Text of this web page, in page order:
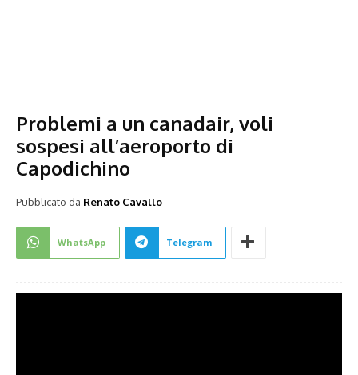
Problemi a un canadair, voli
sospesi all’aeroporto di
Capodichino
Pubblicato da Renato Cavallo
WhatsApp Telegram